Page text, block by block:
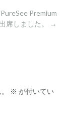
Premium
席しました。
→
※ が付いてい